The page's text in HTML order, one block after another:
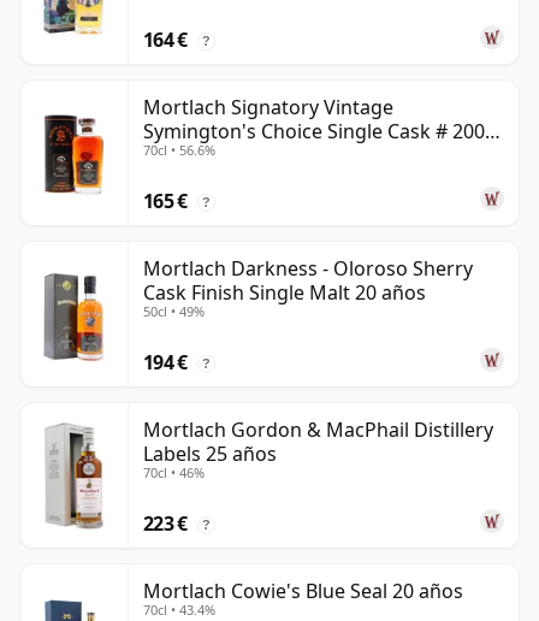
164 € ?
Mortlach Signatory Vintage
Symington's Choice Single Cask # 2007
17 años
70cl • 56.6%
165 € ?
Mortlach Darkness - Oloroso Sherry
Cask Finish Single Malt 20 años
50cl • 49%
194 € ?
Mortlach Gordon & MacPhail Distillery
Labels 25 años
70cl • 46%
223 € ?
Mortlach Cowie's Blue Seal 20 años
70cl • 43.4%